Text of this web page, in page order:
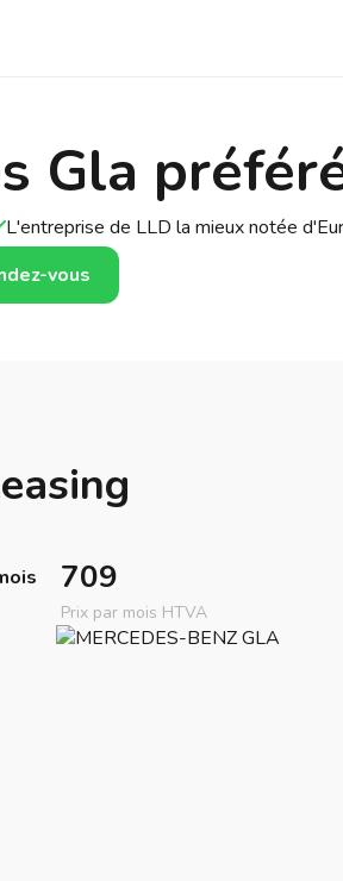
Gla
L'entreprise de LLD la mieux notée
vous
709
Prix par mois HTVA